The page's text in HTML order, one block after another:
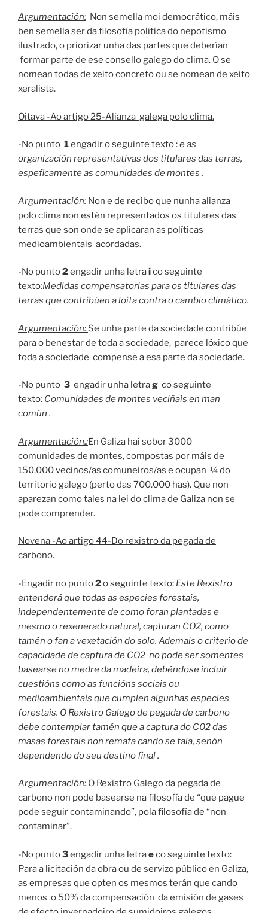
Argumentación: Non semella moi democrático, máis
ben semella ser da filosofía política do nepotismo
ilustrado, o priorizar unha das partes que deberían
formar parte de ese consello galego do clima. O se
nomean todas de xeito concreto ou se nomean de xeito
xeralista.
Oitava -Ao artigo 25-Alianza galega polo clima.
-No punto 1engadir o seguinte texto :e as
organización representativas dos titulares das terras,
espeficamente as comunidades de montes .
Argumentación: Non e de recibo que nunha alianza
polo clima non estén representados os titulares das
terras que son onde se aplicaran as políticas
medioambientais acordadas.
-No punto2engadir unha letraico seguinte
texto:Medidas compensatorias para os titulares das
terras que contribúen a loita contra o cambio climático.
Argumentación: Se unha parte da sociedade contribúe
para o benestar de toda a sociedade, parece lóxico que
toda a sociedade compense a esa parte da sociedade.
-No punto 3 engadir unha letrag co seguinte
texto: Comunidades de montes veciñais en man
común .
Argumentación.:En Galiza hai sobor 3000
comunidades de montes, compostas por máis de
150.000 veciños/as comuneiros/as e ocupan ¼ do
territorio galego (perto das 700.000 has). Que non
aparezan como tales na lei do clima de Galiza non se
pode comprender.
Novena -Ao artigo 44-Do rexistro da pegada de
carbono.
-Engadir no punto2o seguinte texto: Este Rexistro
entenderá que todas as especies forestais,
independentemente de como foran plantadas e
mesmo o rexenerado natural, capturan CO2, como
tamén o fan a vexetación do solo. Ademais o criterio de
capacidade de captura de CO2 no pode ser somentes
basearse no medre da madeira, debéndose incluir
cuestións como as funcións sociais ou
medioambientais que cumplen algunhas especies
forestais. O Rexistro Galego de pegada de carbono
debe contemplar tamén que a captura do C02 das
masas forestais non remata cando se tala, senón
dependendo do seu destino final .
Argumentación: O Rexistro Galego da pegada de
carbono non pode basearse na filosofía de “que pague
pode seguir contaminando”, pola filosofía de “non
contaminar”.
-No punto3engadir unha letraeco seguinte texto:
Para a licitación da obra ou de servizo público en Galiza,
as empresas que opten os mesmos terán que cando
menos o 50% da compensación da emisión de gases